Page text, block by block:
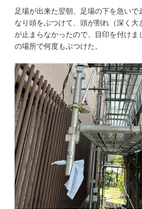
足場が出来た翌朝、足場の下を急いで
なり頭をぶつけて、頭が割れ（深く大
が止まらなかったので、目印を付けま
の場所で何度もぶつけた。